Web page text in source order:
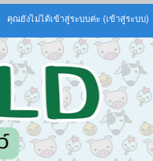
คุณยังไม่ได้เข้าสู่ระบบค่ะ (เข้าสู่ระบบ)